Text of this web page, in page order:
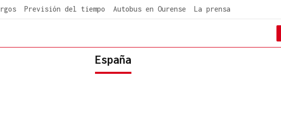
Previsión del tiempo Autobus en Ourense La prensa
España